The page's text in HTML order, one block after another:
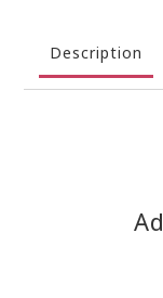
Description